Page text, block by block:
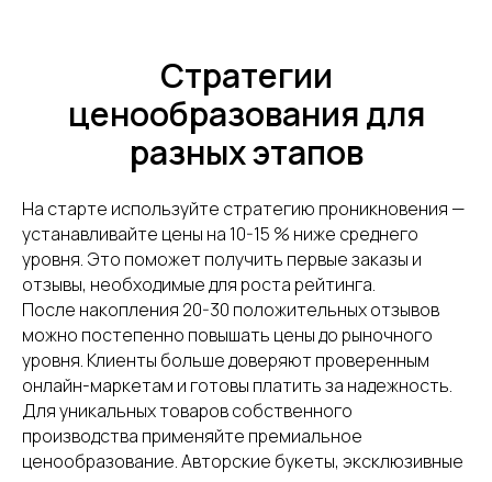
Стратегии
ценообразования для
разных этапов
На старте используйте стратегию проникновения —
устанавливайте цены на 10-15 % ниже среднего
уровня. Это поможет получить первые заказы и
отзывы, необходимые для роста рейтинга.
После накопления 20-30 положительных отзывов
можно постепенно повышать цены до рыночного
уровня. Клиенты больше доверяют проверенным
онлайн-маркетам и готовы платить за надежность.
Для уникальных товаров собственного
производства применяйте премиальное
ценообразование. Авторские букеты, эксклюзивные